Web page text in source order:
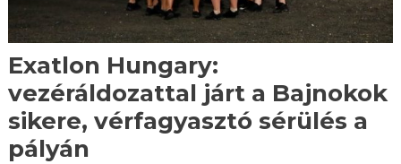
Exatlon Hungary:
vezéráldozattal járt a Bajnokok
sikere, vérfagyasztó sérülés a
pályán